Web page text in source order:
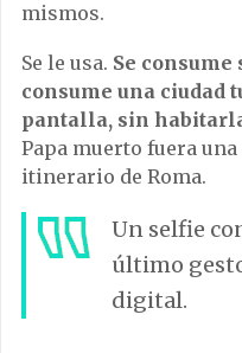
mismos.
Se le usa. Se consume
consume una ciudad
pantalla, sin
Papa muerto fuera
itinerario de Roma.
Un selfie
último
digital.